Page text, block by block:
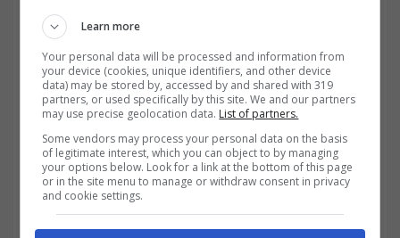
L’efficacia dell’incrocio 50/200 nel lungo periodo-
trading.it
Learn more
Your personal data will be processed and information from
your device (cookies, unique identifiers, and other device
data) may be stored by, accessed by and shared with 319
partners, or used specifically by this site. We and our partners
may use precise geolocation data. List of partners.
Some vendors may process your personal data on the basis
of legitimate interest, which you can object to by managing
your options below. Look for a link at the bottom of this page
or in the site menu to manage or withdraw consent in privacy
and cookie settings.